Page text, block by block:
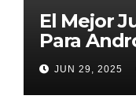
El Mejor
Para
JUN 29, 2025